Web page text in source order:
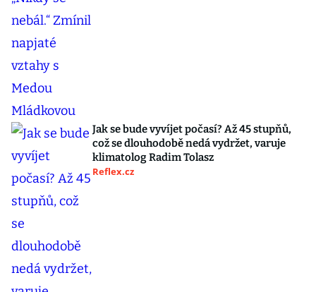
Jak se bude vyvíjet počasí? Až 45 stupňů,
což se dlouhodobě nedá vydržet, varuje
klimatolog Radim Tolasz
Reflex.cz